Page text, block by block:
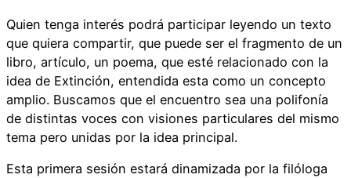
Quien tenga interés podrá participar leyendo un texto
que quiera compartir, que puede ser el fragmento de un
libro, artículo, un poema, que esté relacionado con la
idea de Extinción, entendida esta como un concepto
amplio. Buscamos que el encuentro sea una polifonía
de distintas voces con visiones particulares del mismo
tema pero unidas por la idea principal.
Esta primera sesión estará dinamizada por la filóloga